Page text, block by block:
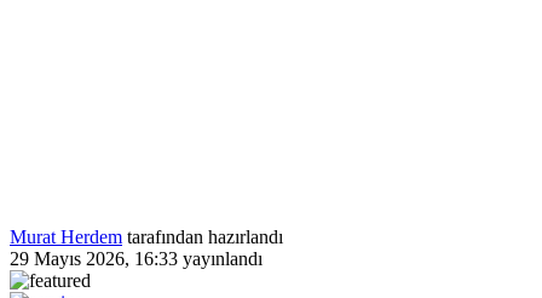
Murat Herdem tarafından hazırlandı
29 Mayıs 2026, 16:33 yayınlandı